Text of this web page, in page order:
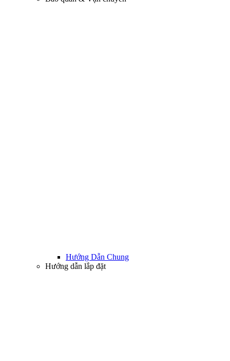
Hướng Dẫn Chung
Hướng dẫn lắp đặt